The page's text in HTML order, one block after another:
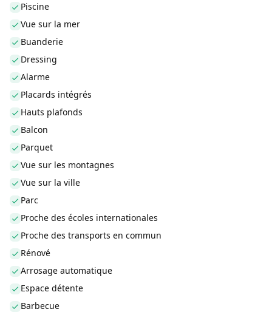
Piscine
Vue sur la mer
Buanderie
Dressing
Alarme
Placards intégrés
Hauts plafonds
Balcon
Parquet
Vue sur les montagnes
Vue sur la ville
Parc
Proche des écoles internationales
Proche des transports en commun
Rénové
Arrosage automatique
Espace détente
Barbecue